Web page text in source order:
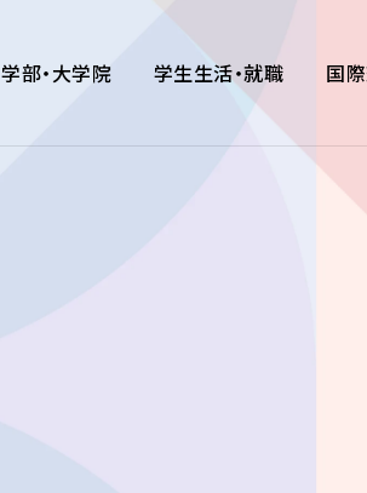
学部・大学院 学生生活・就職 国